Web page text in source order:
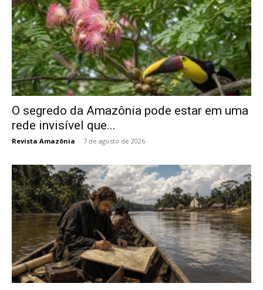
O segredo da Amazônia pode estar em uma
rede invisível que...
Revista Amazônia - 7 de agosto de 2026